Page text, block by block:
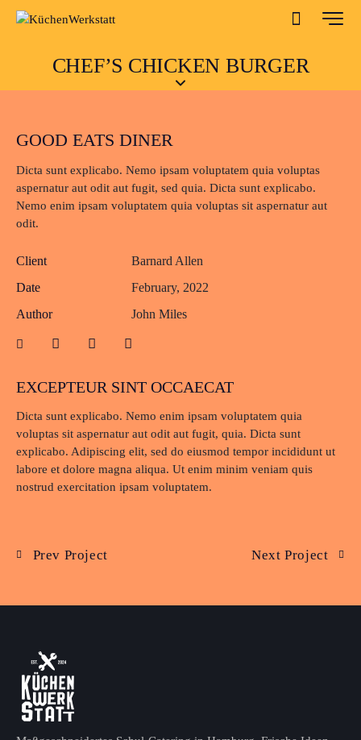
CHEF’S CHICKEN BURGER
GOOD EATS DINER
Dicta sunt explicabo. Nemo ipsam voluptatem quia voluptas
aspernatur aut odit aut fugit, sed quia. Dicta sunt explicabo.
Nemo enim ipsam voluptatem quia voluptas sit aspernatur aut
odit.
Client
Barnard Allen
Date
February, 2022
Author
John Miles
EXCEPTEUR SINT OCCAECAT
Dicta sunt explicabo. Nemo enim ipsam voluptatem quia
voluptas sit aspernatur aut odit aut fugit, quia. Dicta sunt
explicabo. Adipiscing elit, sed do eiusmod tempor incididunt ut
labore et dolore magna aliqua. Ut enim minim veniam quis
nostrud exercitation ipsam voluptatem.
Prev Project Next Project